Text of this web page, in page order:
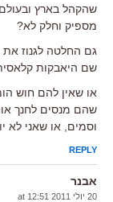
שהקהל בארץ
מספיק וחלק לא?
שם היאבקות
או שאין להם חוש
שהם מנסים לחנך
וסמים, או שאני לא
REPLY
אבנר
20 יולי 2011 at 12:51